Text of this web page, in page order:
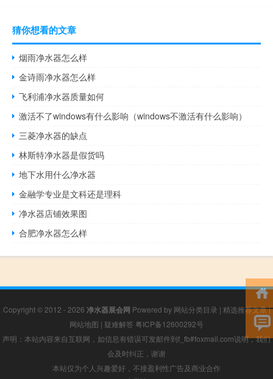
猜你想看的文章
烟雨净水器怎么样
金诗雨净水器怎么样
飞利浦净水器质量如何
激活不了windows有什么影响（windows不激活有什么影响）
三菱净水器的缺点
林斯特净水器是假货吗
地下水用什么净水器
金融学专业是文科还是理科
净水器店铺效果图
合肥净水器怎么样
Copyright © 2012 - 2026 净水器展会网 Powered by 网站分类目录 | 精选推荐文章|
网站地图 | 疑难解答 粤ICP备12600292号
声明：本站内容来自互联网，如信息有错误可发邮件到f_fb#foxmail.com说明，我们
会及时纠正，谢谢
本站仅为个人兴趣爱好，不接盈利性广告及商业合作